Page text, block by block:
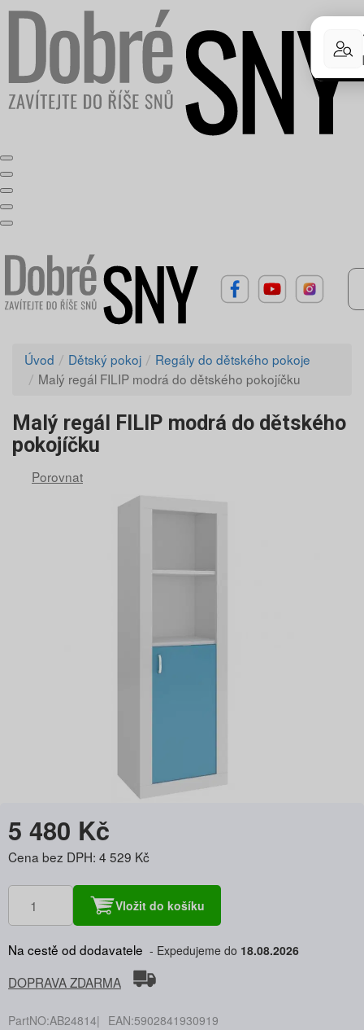
Úvod Dětský pokoj
Regály do dětského pokoje
Malý regál FILIP modrá do dětského pokojíčku
Malý regál FILIP modrá do dětského
pokojíčku
Porovnat
5 480 Kč
Cena bez DPH: 4 529 Kč
Vložit do košíku
Na cestě od dodavatele Expedujeme do 18.08.2026
DOPRAVA ZDARMA
PartNO:AB24814 EAN:5902841930919